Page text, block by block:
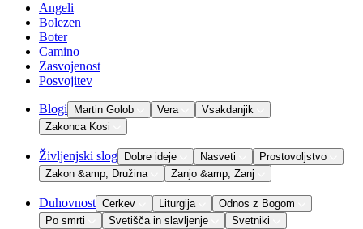
Angeli
Bolezen
Boter
Camino
Zasvojenost
Posvojitev
Blogi Martin Golob Vera
Vsakdanjik
Zakonca Kosi
Življenjski slog Dobre ideje Nasveti
Prostovoljstvo
Zakon &amp; Družina
Zanjo &amp; Zanj
Duhovnost Cerkev Liturgija
Odnos z Bogom
Po smrti
Svetišča in slavljenje
Svetniki